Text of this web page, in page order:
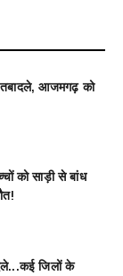
तबादले, आजमगढ़ को
को साड़ी से बांध
जिलों के